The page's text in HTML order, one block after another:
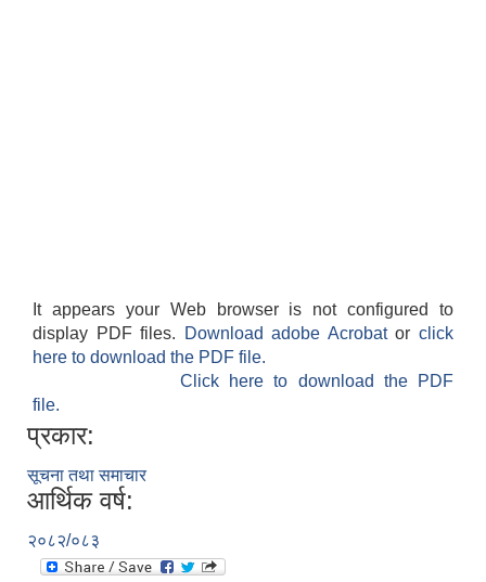
It appears your Web browser is not configured to
display PDF files.
Download adobe Acrobatorclick
here to download the PDF file.
Click here to download the PDF
file.
प्रकार:
सूचना तथा समाचार
आर्थिक वर्ष:
२०८२/०८३